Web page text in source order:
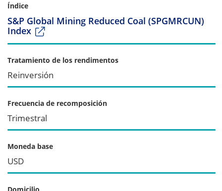
Índice
S&P Global Mining Reduced Coal (SPGMRCUN)
Index
Tratamiento de los rendimentos
Reinversión
Frecuencia de recomposición
Trimestral
Moneda base
USD